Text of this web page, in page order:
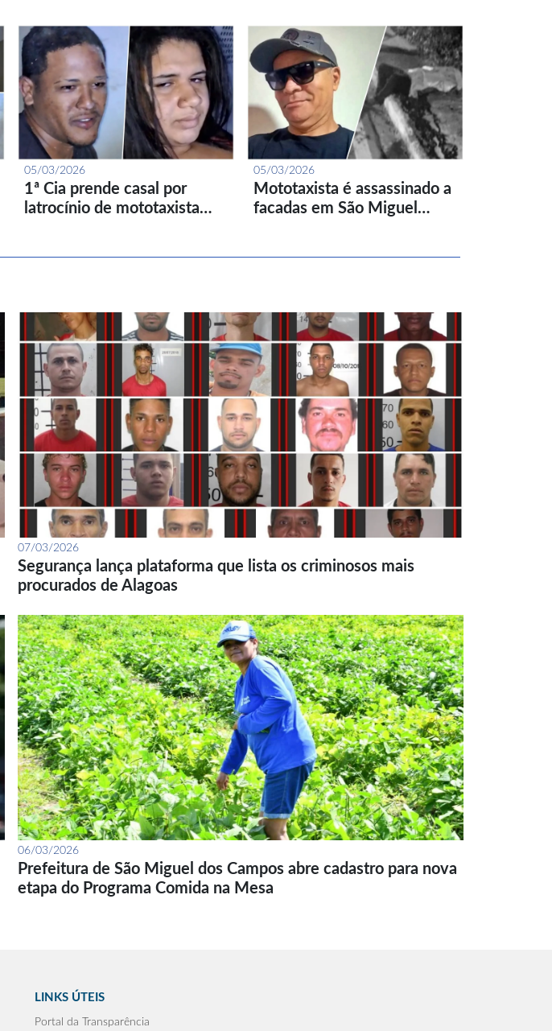
05/03/2026
1ª Cia prende casal por
latrocínio de mototaxista…
05/03/2026
Mototaxista é assassinado a
facadas em São Miguel…
07/03/2026
Segurança lança plataforma que lista os criminosos mais
procurados de Alagoas
06/03/2026
Prefeitura de São Miguel dos Campos abre cadastro para nova
etapa do Programa Comida na Mesa
LINKS ÚTEIS
Portal da Transparência